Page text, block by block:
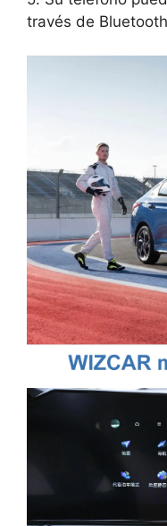
través de